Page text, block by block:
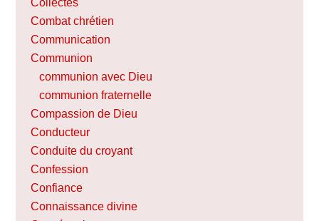
Collectes
Combat chrétien
Communication
Communion
communion avec Dieu
communion fraternelle
Compassion de Dieu
Conducteur
Conduite du croyant
Confession
Confiance
Connaissance divine